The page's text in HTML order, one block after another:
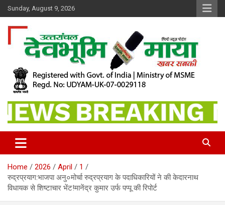
Skip
to
content
Sunday, August 9, 2026
Dev Bhoomi Maya
Home 2026 April
1
रुद्रप्रयाग:भाजपा अनु०मोर्चा रुद्रप्रयाग के पदाधिकारियों ने की केदारनाथ
विधायक से शिष्टाचार भेंट!मानेंद्र कुमार उर्फ पप्पू की रिपोर्ट